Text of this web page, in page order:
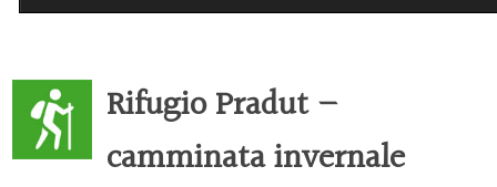
Rifugio Pradut –
camminata invernale